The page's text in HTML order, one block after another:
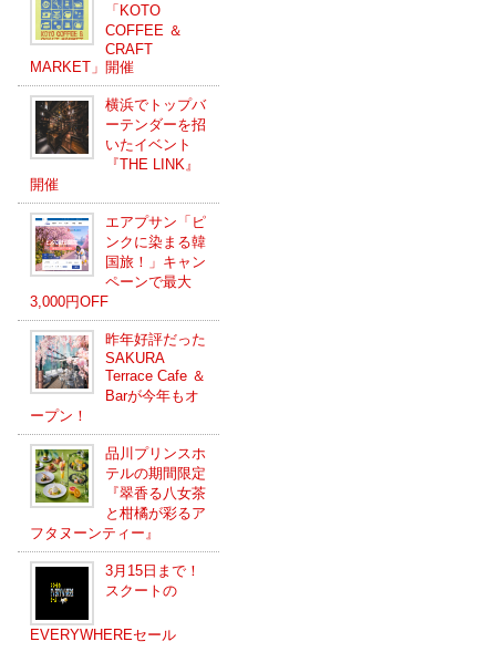
「KOTO
COFFEE ＆
CRAFT
MARKET」開催
横浜でトップバ
ーテンダーを招
いたイベント
『THE LINK』
開催
エアプサン「ピ
ンクに染まる韓
国旅！」キャン
ペーンで最大
3,000円OFF
昨年好評だった
SAKURA
Terrace Cafe ＆
Barが今年もオ
ープン！
品川プリンスホ
テルの期間限定
『翠香る八女茶
と柑橘が彩るア
フタヌーンティー』
3月15日まで！
スクートの
EVERYWHEREセール